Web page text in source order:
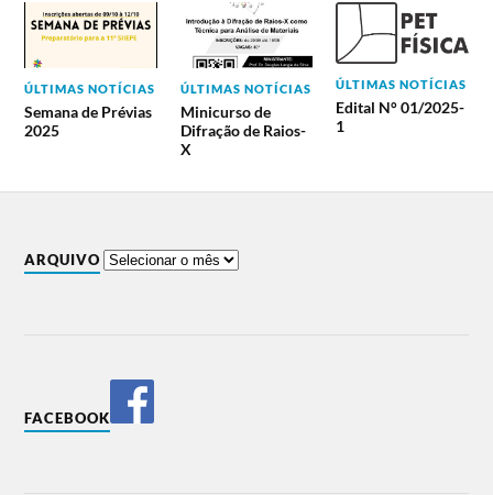
ÚLTIMAS NOTÍCIAS
Semana de Prévias
2025
ÚLTIMAS NOTÍCIAS
Minicurso de
Difração de Raios-
X
ÚLTIMAS NOTÍCIAS
Edital N° 01/2025-
1
ARQUIVO
FACEBOOK